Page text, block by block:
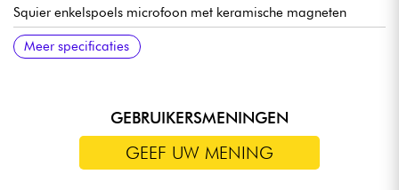
Squier enkelspoels microfoon met keramische magneten
Hoofdvolume, Toon 1 (hals), Toon 2 (midden), keuzeschakelaar
met 5 posities
Squier 6-Saddle Top-Load hardtail met blokzadels
Squier gesloten oliebad mechanieken
Satijn urethaan halslak
Hoogglans polyester lak voor body
Aanbevolen snaardiktes (standaard stemming) 9.42, 9.46
Meer specificaties
GEBRUIKERSMENINGEN
GEEF UW MENING